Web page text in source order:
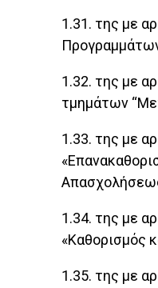
1.31. της με
1.32. της με
τμημάτων
1.33. της με
1.34. της με
«Καθορισμός
1.35. της με